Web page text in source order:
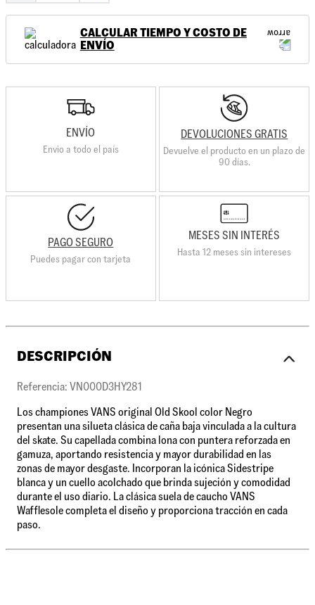
CALCULAR TIEMPO Y COSTO DE
ENVÍO
ENVÍO
Envio a todo el país
DEVOLUCIONES GRATIS
Devuelve el producto en un plazo de
90 días.
PAGO SEGURO
Puedes pagar con tarjeta
MESES SIN INTERÉS
Hasta 12 meses sin intereses
DESCRIPCIÓN
Referencia: VN000D3HY281
Los championes VANS original Old Skool color Negro
presentan una silueta clásica de caña baja vinculada a la cultura
del skate. Su capellada combina lona con puntera reforzada en
gamuza, aportando resistencia y mayor durabilidad en las
zonas de mayor desgaste. Incorporan la icónica Sidestripe
blanca y un cuello acolchado que brinda sujeción y comodidad
durante el uso diario. La clásica suela de caucho VANS
Wafflesole completa el diseño y proporciona tracción en cada
paso.